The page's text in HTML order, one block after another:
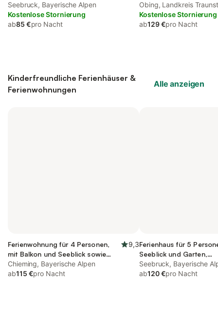
Seebruck, Bayerische Alpen
Kostenlose Stornierung
ab85 €pro Nacht
Obing, Landkreis
Kostenlose Stornierung
ab129 €pro Nacht
Kinderfreundliche Ferienhäuser &
Ferienwohnungen
Alle anzeigen
Ferienwohnung für 4 Personen,
mit Balkon und Seeblick sowie
Sauna
9,3
Chieming, Bayerische Alpen
ab115 €pro Nacht
Ferienhaus für 5
Seeblick und Garten,
kinderfreundlich
Seebruck, Bayerische
ab120 €pro Nacht